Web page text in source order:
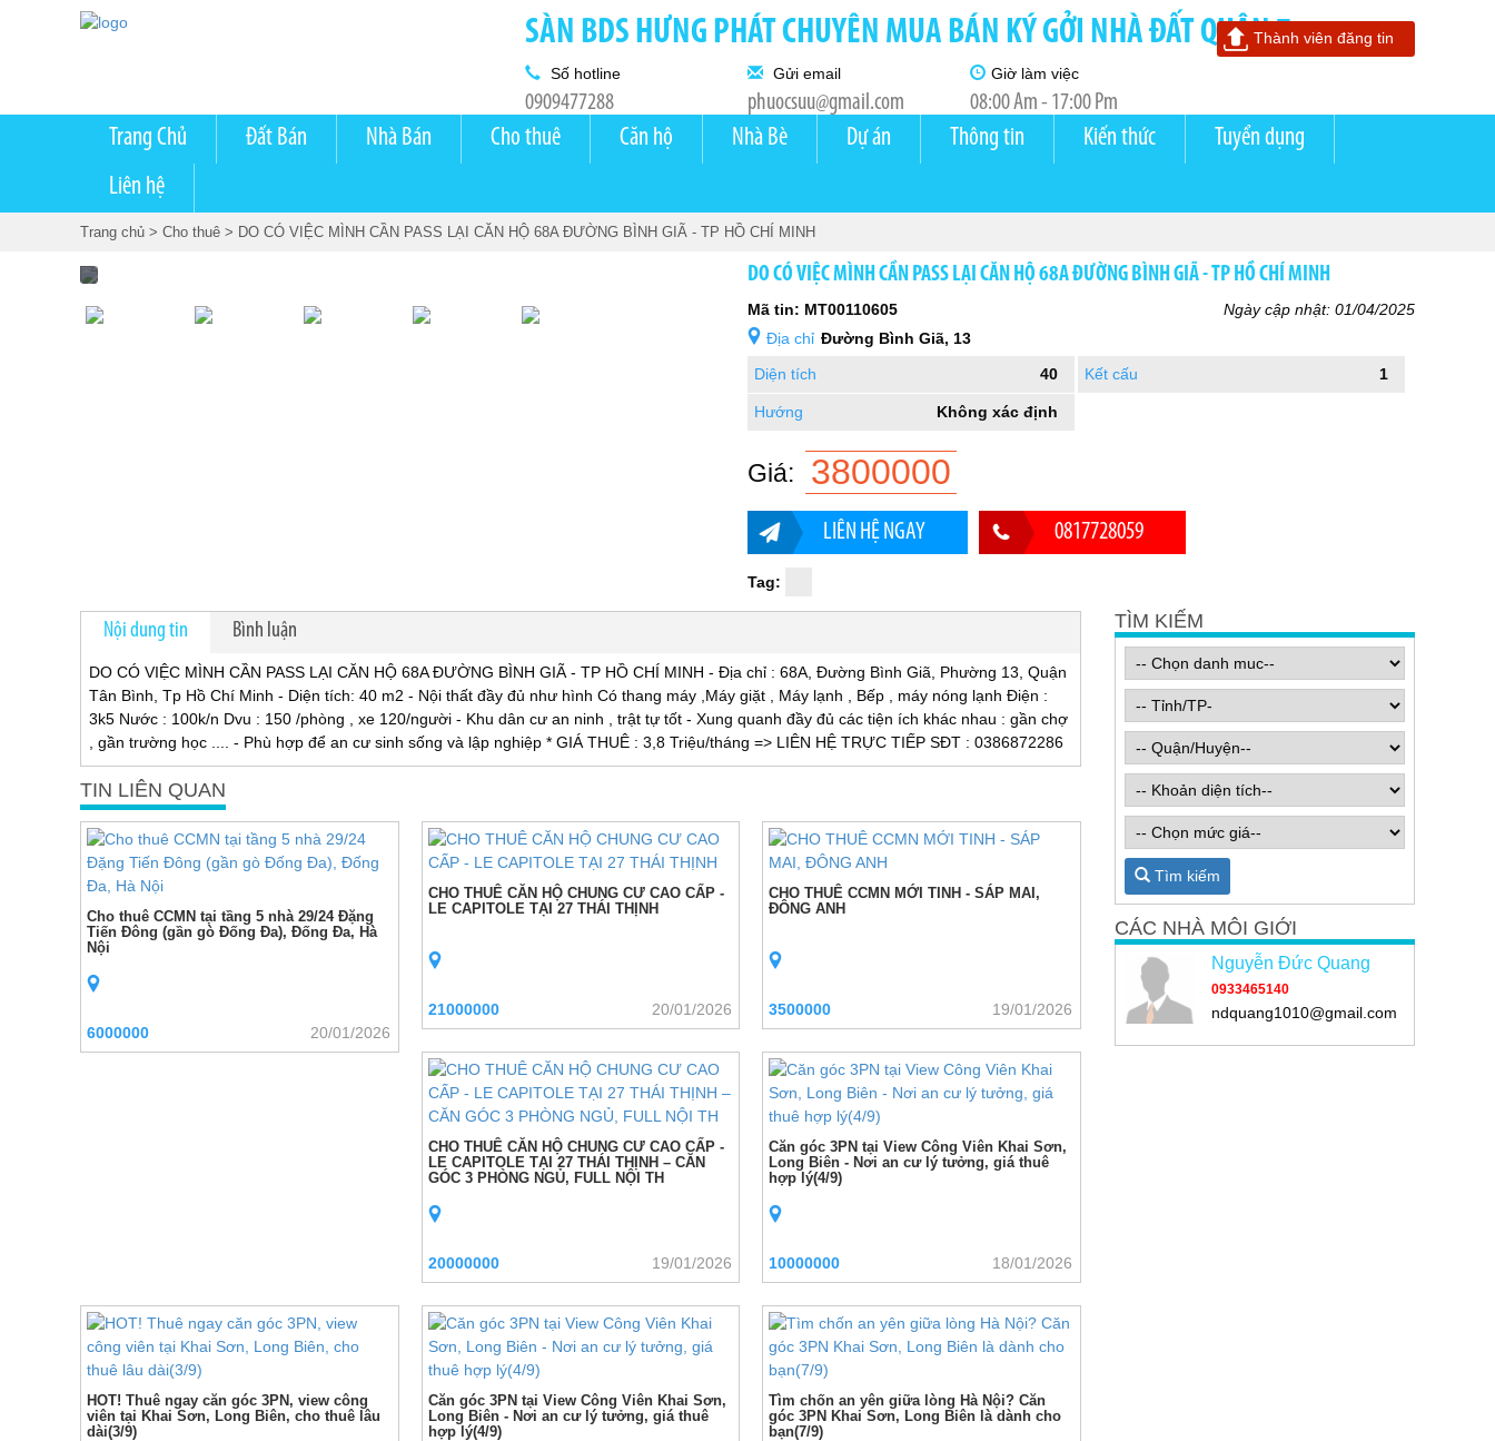
SÀN BDS HƯNG PHÁT CHUYÊN MUA BÁN KÝ GỞI NHÀ ĐẤT QUẬN 7
Số hotline
0909477288
Gửi email
phuocsuu@gmail.com
Giờ làm việc
08:00 Am - 17:00 Pm
Thành viên đăng tin
Trang Chủ Đất Bán Nhà Bán Cho thuê Căn hộ Nhà Bè Dự án Thông tin Kiến thức
Tuyển dụng
Liên hệ
Trang chủ > Cho thuê > DO CÓ VIỆC MÌNH CẦN PASS LẠI CĂN HỘ 68A ĐƯỜNG BÌNH GIÃ - TP HỒ CHÍ MINH
DO CÓ VIỆC MÌNH CẦN PASS LẠI CĂN HỘ 68A ĐƯỜNG BÌNH GIÃ - TP HỒ CHÍ MINH
Mã tin: MT00110605
Ngày cập nhật: 01/04/2025
Địa chỉ Đường Bình Giã, 13
Diện tích
40 Kết cấu 1
Hướng Không xác định
Giá: 3800000
LIÊN HỆ NGAY 0817728059
Tag:
Nội dung tin Bình luận
DO CÓ VIỆC MÌNH CẦN PASS LẠI CĂN HỘ 68A ĐƯỜNG BÌNH GIÃ - TP HỒ CHÍ MINH - Địa chỉ : 68A, Đường Bình Giã, Phường 13, Quận
Tân Bình, Tp Hồ Chí Minh - Diện tích: 40 m2 - Nội thất đầy đủ như hình Có thang máy ,Máy giặt , Máy lạnh , Bếp , máy nóng lạnh Điện :
3k5 Nước : 100k/n Dvu : 150 /phòng , xe 120/người - Khu dân cư an ninh , trật tự tốt - Xung quanh đầy đủ các tiện ích khác nhau : gần chợ
, gần trường học .... - Phù hợp để an cư sinh sống và lập nghiệp * GIÁ THUÊ : 3,8 Triệu/tháng => LIÊN HỆ TRỰC TIẾP SĐT : 0386872286
TIN LIÊN QUAN
Cho thuê CCMN tại tầng 5 nhà 29/24 Đặng
Tiến Đông (gần gò Đống Đa), Đống Đa, Hà
Nội
6000000 20/01/2026
CHO THUÊ CĂN HỘ CHUNG CƯ CAO CẤP -
LE CAPITOLE TẠI 27 THÁI THỊNH
21000000 20/01/2026
CHO THUÊ CCMN MỚI TINH - SÁP MAI,
ĐÔNG ANH
3500000 19/01/2026
CHO THUÊ CĂN HỘ CHUNG CƯ CAO CẤP -
LE CAPITOLE TẠI 27 THÁI THỊNH – CĂN
GÓC 3 PHÒNG NGỦ, FULL NỘI TH
20000000 19/01/2026
Căn góc 3PN tại View Công Viên Khai Sơn,
Long Biên - Nơi an cư lý tưởng, giá thuê
hợp lý(4/9)
10000000 18/01/2026
HOT! Thuê ngay căn góc 3PN, view công
viên tại Khai Sơn, Long Biên, cho thuê lâu
dài(3/9)
Căn góc 3PN tại View Công Viên Khai Sơn,
Long Biên - Nơi an cư lý tưởng, giá thuê
hợp lý(4/9)
Tìm chốn an yên giữa lòng Hà Nội? Căn
góc 3PN Khai Sơn, Long Biên là dành cho
bạn(7/9)
TÌM KIẾM
Tìm kiếm
CÁC NHÀ MÔI GIỚI
Nguyễn Đức Quang
0933465140
ndquang1010@gmail.com